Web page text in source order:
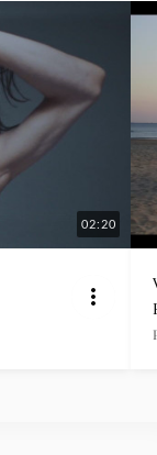
02:20